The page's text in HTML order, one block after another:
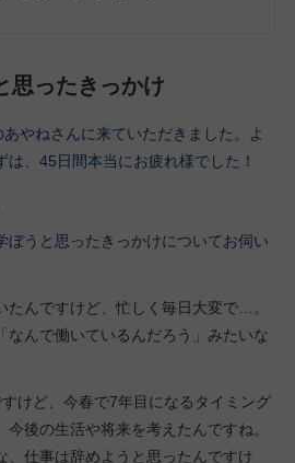
思ったきっかけ
あやねさんに来ていただきました。よ
は、45日間本当にお疲れ様でした！
ぼうと思ったきっかけについてお伺い
たんですけど、忙しく毎日大変で…。
なんで働いているんだろう」みたいな
けど、今春で7年目になるタイミング
後の生活や将来を考えたんですね。
、仕事は辞めようと思ったんですけ